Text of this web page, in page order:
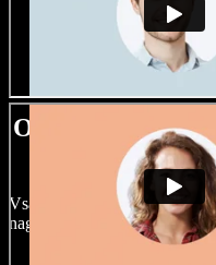
Ogromna izbira
ter
Vsak projekt je unikaten.
naglasov ter jih prilagodite po